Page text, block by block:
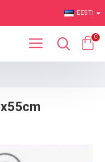
EESTI
0